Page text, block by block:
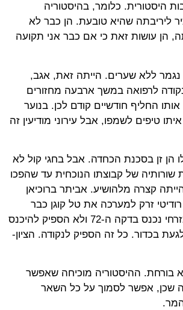
היסטורית. כלומר, בהיסטוריה
ליריבתה שהיא טובעת. הן כבר לא
הן עושות זאת כי אם כבר אני תקועה
ללא שערים. הייתה זאת, אגב,
לרפואה במשך ארבעה מחזורים
החליף חודשיים קודם לכן. בנוער
טיפים לשמפו, אבל עירוני מודיעין זה
הן זן בסכנת הכחדה. אבל בחגי קול לא
שורותיה של קבוצתו הנוכחית עד שהפכו
קצרה מלהושיע. אביתר ברוכיאן
זרק למערכה את טל קוגן כבר
בדקה ה-26 וקיבל ממנו תפוקה, כרטיס צהוב. נועם מזרחי נכנס בדקה ה-72 ולא הספיק להיכנס
רק בדקה ה-86 לא הספיק לגעת בכדור. כל זה הספיק לנקודה. הציון-
בורחת. ההיסטוריה מוכיחה שאפשר
שכן, אפשר לסמוך על כל השאר